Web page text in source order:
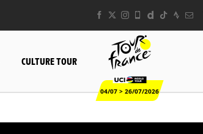
CULTURE TOUR
04/07 > 26/07/2026